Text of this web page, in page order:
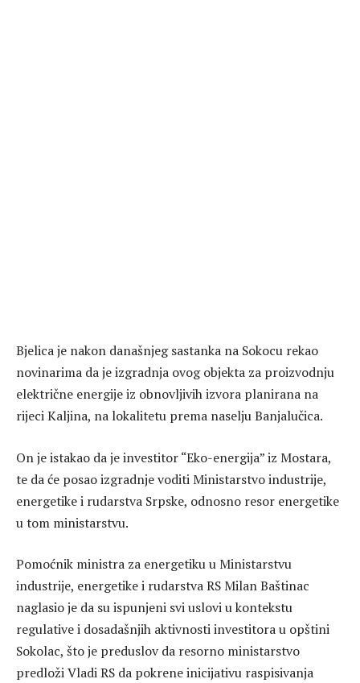
Bjelica je nakon današnjeg sastanka na Sokocu rekao
novinarima da je izgradnja ovog objekta za proizvodnju
električne energije iz obnovljivih izvora planirana na
rijeci Kaljina, na lokalitetu prema naselju Banjalučica.
On je istakao da je investitor “Eko-energija” iz Mostara,
te da će posao izgradnje voditi Ministarstvo industrije,
energetike i rudarstva Srpske, odnosno resor energetike
u tom ministarstvu.
Pomoćnik ministra za energetiku u Ministarstvu
industrije, energetike i rudarstva RS Milan Baštinac
naglasio je da su ispunjeni svi uslovi u kontekstu
regulative i dosadašnjih aktivnosti investitora u opštini
Sokolac, što je preduslov da resorno ministarstvo
predloži Vladi RS da pokrene inicijativu raspisivanja